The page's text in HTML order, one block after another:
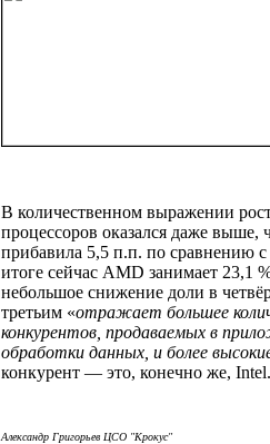
В количественном выражении
процессоров оказался даже
прибавила 5,5 п.п. по сравнению
итоге сейчас AMD занимает 23,1
небольшое снижение доли в
третьим «отражает большее
конкурентов, продаваемых в
обработки данных, и более
конкурент — это, конечно же, Intel.
Александр Григорьев ЦСО "Крокус"